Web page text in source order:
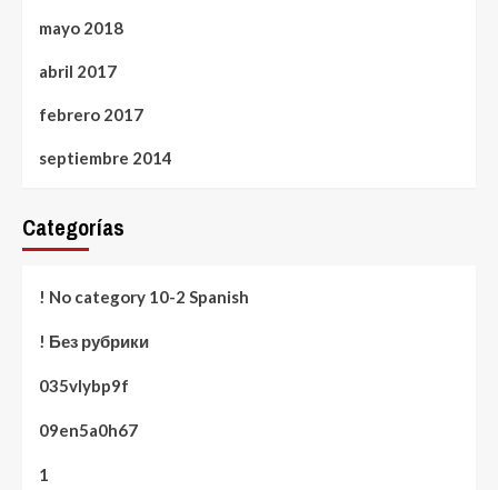
mayo 2018
abril 2017
febrero 2017
septiembre 2014
Categorías
! No category 10-2 Spanish
! Без рубрики
035vlybp9f
09en5a0h67
1